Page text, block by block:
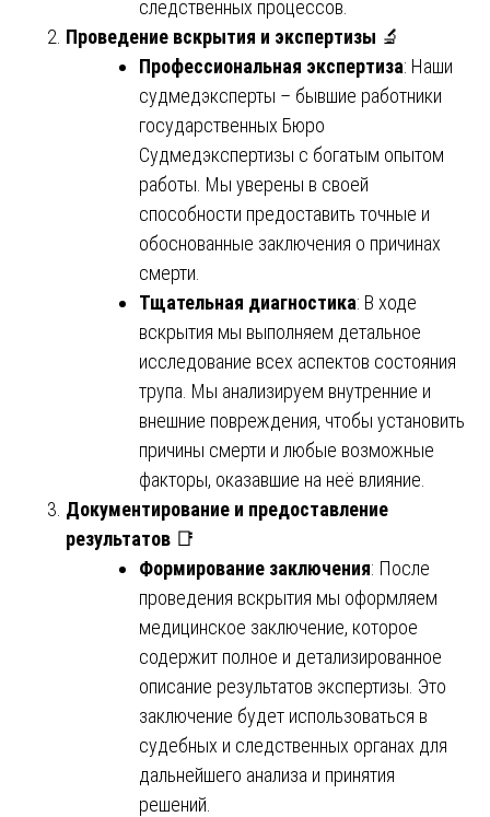
следственных процессов.
Проведение вскрытия и экспертизы 🔬
Профессиональная экспертиза: Наши
судмедэксперты – бывшие работники
государственных Бюро
Судмедэкспертизы с богатым опытом
работы. Мы уверены в своей
способности предоставить точные и
обоснованные заключения о причинах
смерти.
Тщательная диагностика: В ходе
вскрытия мы выполняем детальное
исследование всех аспектов состояния
трупа. Мы анализируем внутренние и
внешние повреждения, чтобы установить
причины смерти и любые возможные
факторы, оказавшие на неё влияние.
Документирование и предоставление
результатов 📑
Формирование заключения: После
проведения вскрытия мы оформляем
медицинское заключение, которое
содержит полное и детализированное
описание результатов экспертизы. Это
заключение будет использоваться в
судебных и следственных органах для
дальнейшего анализа и принятия
решений.